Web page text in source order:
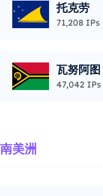
托克劳
71,208 IPs
瓦努阿图
47,042 IPs
南美洲